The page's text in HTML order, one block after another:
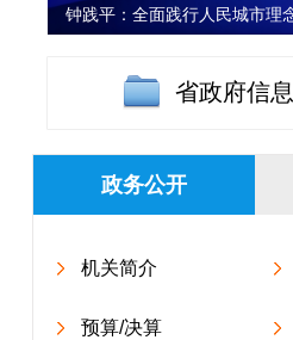
省政府信息
政务公开
机关简介
预算/决算